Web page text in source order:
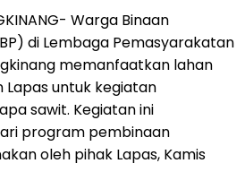
Warga Binaan
di Lembaga Pemasyarakatan
memanfaatkan lahan
Lapas untuk kegiatan
sawit. Kegiatan ini
program pembinaan
oleh pihak Lapas, Kamis